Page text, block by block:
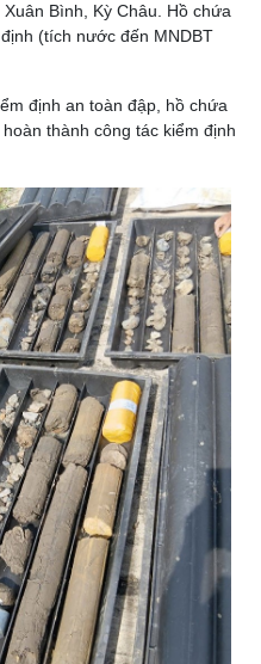
Bình, Kỳ Châu. Hồ chứa
(tích nước đến MNDBT
định an toàn đập, hồ chứa
thành công tác kiểm định